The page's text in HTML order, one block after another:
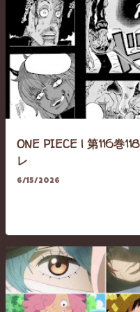
ONE PIECE | 第116巻
レ
6/15/2026